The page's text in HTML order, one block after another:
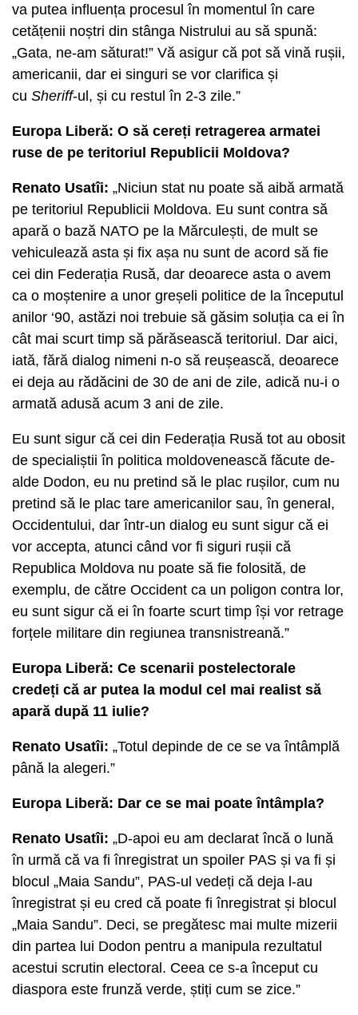
va putea influența procesul în momentul în care
cetățenii noștri din stânga Nistrului au să spună:
„Gata, ne-am săturat!” Vă asigur că pot să vină rușii,
americanii, dar ei singuri se vor clarifica și
cu Sheriff-ul, și cu restul în 2-3 zile.”
Europa Liberă: O să cereți retragerea armatei
ruse de pe teritoriul Republicii Moldova?
Renato Usatîi: „Niciun stat nu poate să aibă armată
pe teritoriul Republicii Moldova. Eu sunt contra să
apară o bază NATO pe la Mărculești, de mult se
vehiculează asta și fix așa nu sunt de acord să fie
cei din Federația Rusă, dar deoarece asta o avem
ca o moștenire a unor greșeli politice de la începutul
anilor ‘90, astăzi noi trebuie să găsim soluția ca ei în
cât mai scurt timp să părăsească teritoriul. Dar aici,
iată, fără dialog nimeni n-o să reușească, deoarece
ei deja au rădăcini de 30 de ani de zile, adică nu-i o
armată adusă acum 3 ani de zile.
Eu sunt sigur că cei din Federația Rusă tot au obosit
de specialiștii în politica moldovenească făcute de-
alde Dodon, eu nu pretind să le plac rușilor, cum nu
pretind să le plac tare americanilor sau, în general,
Occidentului, dar într-un dialog eu sunt sigur că ei
vor accepta, atunci când vor fi siguri rușii că
Republica Moldova nu poate să fie folosită, de
exemplu, de către Occident ca un poligon contra lor,
eu sunt sigur că ei în foarte scurt timp își vor retrage
forțele militare din regiunea transnistreană.”
Europa Liberă: Ce scenarii postelectorale
credeți că ar putea la modul cel mai realist să
apară după 11 iulie?
Renato Usatîi: „Totul depinde de ce se va întâmplă
până la alegeri.”
Europa Liberă: Dar ce se mai poate întâmpla?
Renato Usatîi: „D-apoi eu am declarat încă o lună
în urmă că va fi înregistrat un spoiler PAS și va fi și
blocul „Maia Sandu”, PAS-ul vedeți că deja l-au
înregistrat și eu cred că poate fi înregistrat și blocul
„Maia Sandu”. Deci, se pregătesc mai multe mizerii
din partea lui Dodon pentru a manipula rezultatul
acestui scrutin electoral. Ceea ce s-a început cu
diaspora este frunză verde, știți cum se zice.”